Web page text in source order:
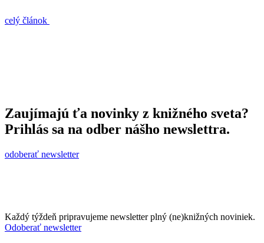
celý článok
Zaujímajú ťa novinky z knižného sveta?
Prihlás sa na odber nášho newslettra.
odoberať newsletter
Každý týždeň pripravujeme newsletter plný (ne)knižných noviniek.
Odoberať newsletter